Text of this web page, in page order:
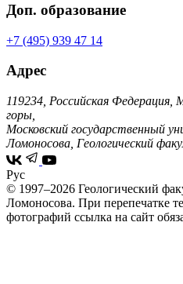
Доп. образование
+7 (495) 939 47 14
Адрес
119234, Российская
горы,
Московский государственный
Ломоносова, Геологический
Рус
© 1997–2026 Геологический
Ломоносова. При перепечатке
фотографий ссылка на сайт